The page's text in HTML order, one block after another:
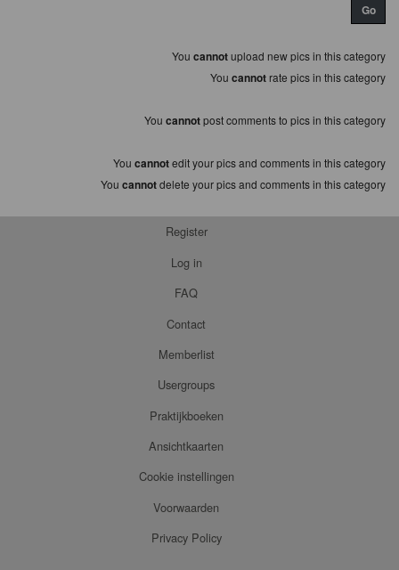
You cannotupload new pics in this category
You cannot rate pics in this category
You cannotpost comments to pics in this category
You cannotedit your pics and comments in this category
You cannotdelete your pics and comments in this category
Register
Log in
FAQ
Contact
Memberlist
Usergroups
Praktijkboeken
Ansichtkaarten
Cookie instellingen
Voorwaarden
Privacy Policy